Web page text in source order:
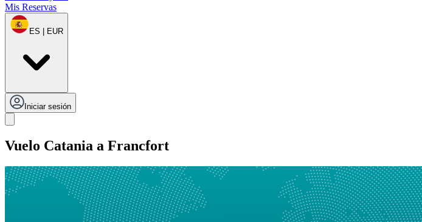
Mis Reservas
ES | EUR
Iniciar sesión
Vuelo Catania a Francfort